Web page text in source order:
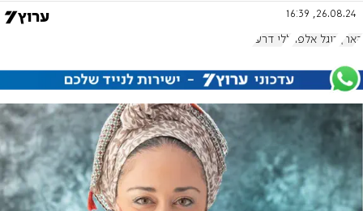
26.08.24, 16:39
הארץ רוגל אלפר ללי דרעי